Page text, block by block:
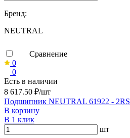
Бренд:
NEUTRAL
Сравнение
0
0
Есть в наличии
8 617.50 ₽/шт
Подшипник NEUTRAL 61922 - 2RS
В корзину
В 1 клик
шт